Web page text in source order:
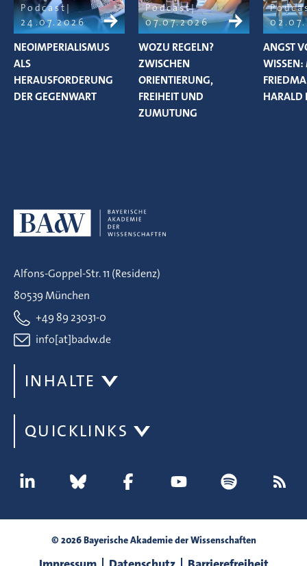
Podcast
24.07.2026
NEOIMPERIALISMUS
ALS
HERAUSFORDERUNG
DER GEGENWART
Podcast
07.07.2026
WOZU REGELN?
ZWISCHEN
ORIENTIERUNG,
FREIHEIT UND
ZUMUTUNG
ANGST
WISSEN:
HARALD
Alfons-Goppel-Str. 11 (Residenz)
80539 München
+49 89 23031-0
info[at]badw.de
INHALTE
QUICKLINKS
© 2026 Bayerische Akademie der Wissenschaften